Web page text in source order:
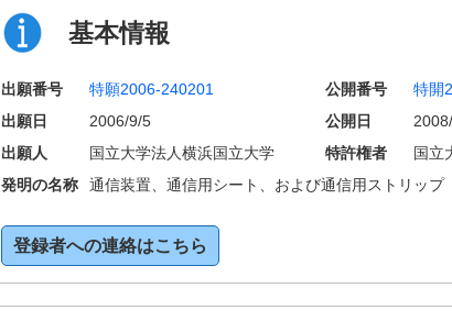
基本情報
出願番号 特願2006-240201 公開番号 特開
出願日
2006/9/5 公開日
出願人
国立大学法人横浜国立大学 特許権者 国立
発明の名称
通信装置、通信用シート、および通信用ストリップ
登録者への連絡はこちら